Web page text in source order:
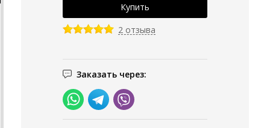
2 отзыва
Заказать через: